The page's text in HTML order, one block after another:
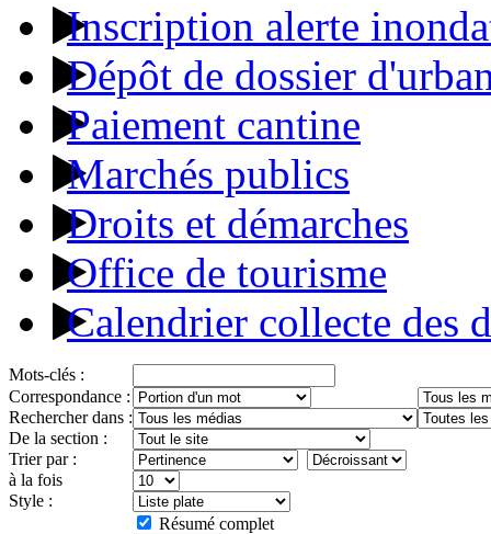
Inscription alerte
Dépôt de dossier
Paiement cantine
Marchés publics
Droits et démarches
Office de tourisme
Calendrier collecte des
Mots-clés :
Correspondance :
Rechercher dans :
De la section :
Trier par :
à la fois
Style :
Résumé complet